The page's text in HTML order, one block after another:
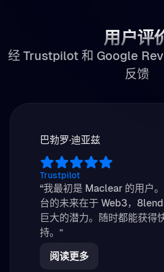
用户评
经 Trustpilot 和 Google
反馈
巴勃罗·迪亚兹
Trustpilot
“我最初是 Maclear 的用户
台的未来在于 Web3，
巨大的潜力。随时都能获得
持。”
阅读更多